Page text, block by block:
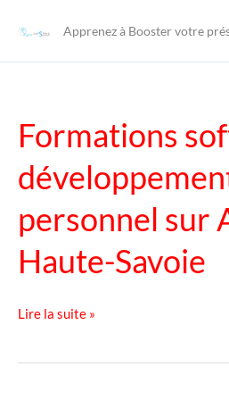
contenu
Apprenez à Booster votre
Formations
personnel sur
Haute-Savoie
Formations
skills
Lire la suite »